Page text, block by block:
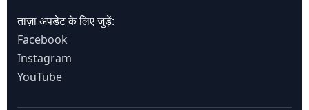
ताज़ा अपडेट के लिए जुड़ें:
Facebook
Instagram
YouTube